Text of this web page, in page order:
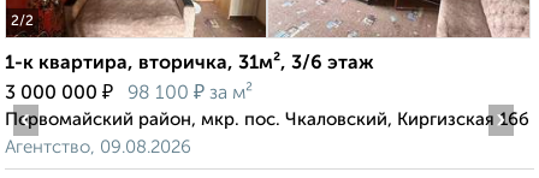
2/2
1-к квартира, вторичка, 31м², 3/6 этаж
3 000 000 ₽ 98 100 ₽ за м²
Первомайский район, мкр. пос. Чкаловский, Киргизская 16б
Агентство, 09.08.2026
‹ ›